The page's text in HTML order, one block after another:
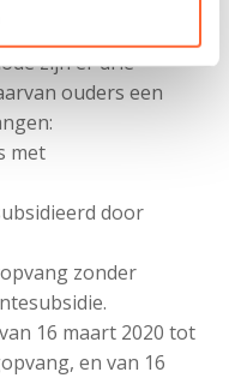
zijn er drie
ouders een
met
door
zonder
16 maart 2020 tot
en van 16